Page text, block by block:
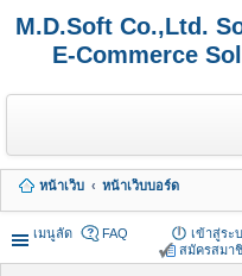
M.D.Soft Co.,Ltd.
E-Commerce
หน้าเว็บ
หน้าเว็บบอร์ด
เมนูลัด
FAQ
เข้าสู่ระ
สมัครสมา